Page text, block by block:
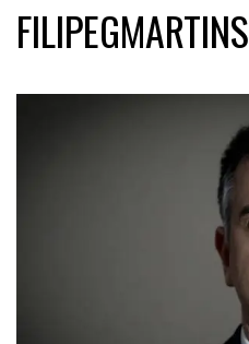
FILIPEGMARTINS